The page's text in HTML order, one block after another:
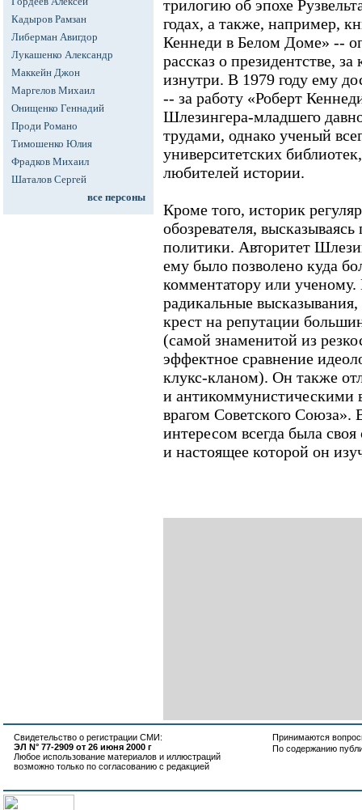
Кадыров Рамзан
Либерман Авигдор
Лукашенко Александр
Маккейн Джон
Маргелов Михаил
Онищенко Геннадий
Проди Романо
Тимошенко Юлия
Фрадков Михаил
Шаталов Сергей
все персоны
трилогию об эпохе
годах, а также, например,
Кеннеди в Белом Доме» --
рассказ о президентстве,
изнутри. В 1979 году ему
-- за работу «Роберт
Шлезингера-младшего
трудами, однако ученый
университетских
любителей истории.
Кроме того, историк
обозревателя,
политики. Авторитет
ему было позволено куда
комментатору или
радикальные
крест на репутации
(самой знаменитой из
эффектное сравнение
клукс-кланом). Он также
и антикоммунистическими
врагом Советского Союза».
интересом всегда была
и настоящее которой он
Свидетельство о регистрации СМИ:
ЭЛ N° 77-2909 от 26 июня 2000 г
Любое использование материалов и иллюстраций
возможно только по согласованию с редакцией
Принимаются
По содержанию